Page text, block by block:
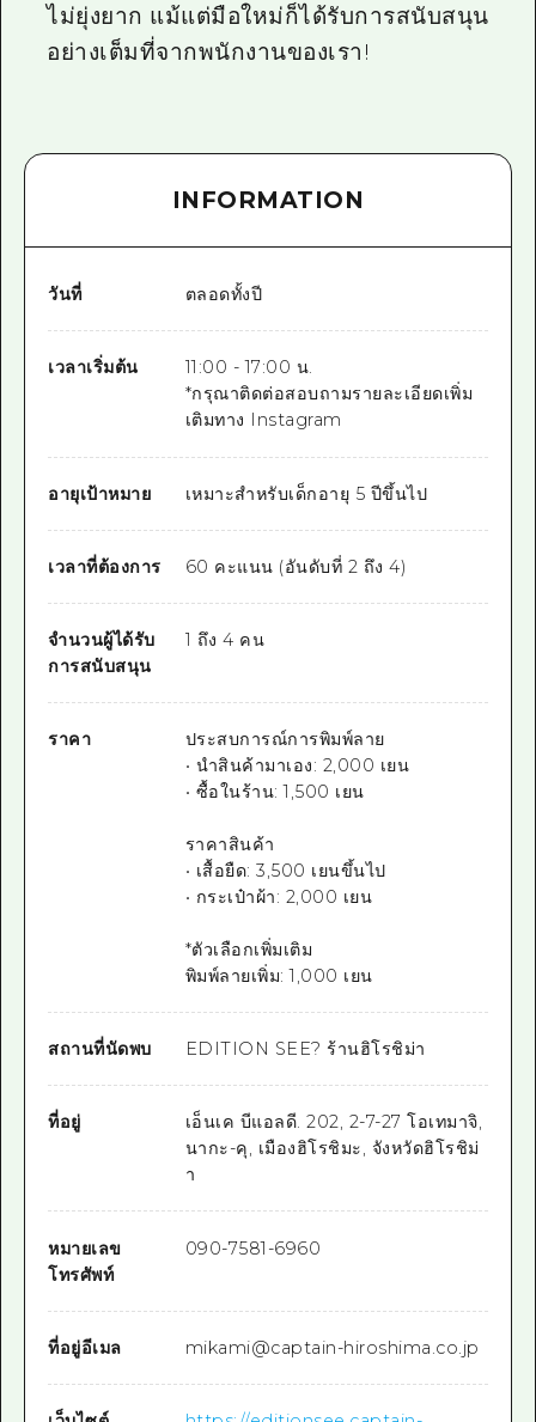
ไม่ยุ่งยาก แม้แต่มือใหม่ก็ได้รับการสนับสนุน
อย่างเต็มที่จากพนักงานของเรา!
INFORMATION
วันที่ ตลอดทั้งปี
เวลาเริ่มต้น
11:00 - 17:00 น.
*กรุณาติดต่อสอบถามรายละเอียดเพิ่ม
เติมทาง Instagram
อายุเป้าหมาย เหมาะสำหรับเด็กอายุ 5 ปีขึ้นไป
เวลาที่ต้องการ 60 คะแนน (อันดับที่ 2 ถึง 4)
จำนวนผู้ได้รับ
การสนับสนุน
1 ถึง 4 คน
ราคา
ประสบการณ์การพิมพ์ลาย
• นำสินค้ามาเอง: 2,000 เยน
• ซื้อในร้าน: 1,500 เยน
ราคาสินค้า
• เสื้อยืด: 3,500 เยนขึ้นไป
• กระเป๋าผ้า: 2,000 เยน
*ตัวเลือกเพิ่มเติม
พิมพ์ลายเพิ่ม: 1,000 เยน
สถานที่นัดพบ EDITION SEE? ร้านฮิโรชิม่า
ที่อยู่
เอ็นเค บีแอลดี. 202, 2-7-27 โอเทมาจิ,
นากะ-คุ, เมืองฮิโรชิมะ, จังหวัดฮิโรชิม่
า
หมายเลข
โทรศัพท์
090-7581-6960
ที่อยู่อีเมล mikami@captain-hiroshima.co.jp